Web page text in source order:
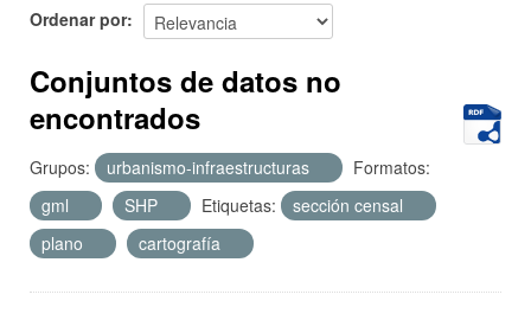
Acerca de
Ordenar por
Conjuntos de datos no
encontrados
Grupos: urbanismo-infraestructuras
Formatos:
gml
SHP Etiquetas:
sección censal
plano
cartografía